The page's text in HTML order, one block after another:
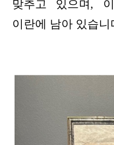
맞추고 있으며,
이란에 남아 있습니